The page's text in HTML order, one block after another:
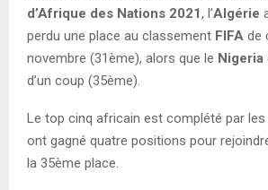
d’Afrique des Nations 2021, l’Algérie
perdu une place au classement FIFA de
novembre (31ème), alors que le Nigeria
d’un coup (35ème).
Le top cinq africain est complété par les
ont gagné quatre positions pour
la 35ème place.